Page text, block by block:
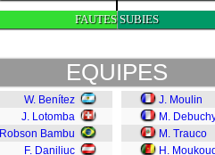
FAUTES SUBIES
EQUIPES
W. Benítez
J. Lotomba
Robson Bambu
F. Daniliuc
J. Moulin
M.
M. Trauco
H.